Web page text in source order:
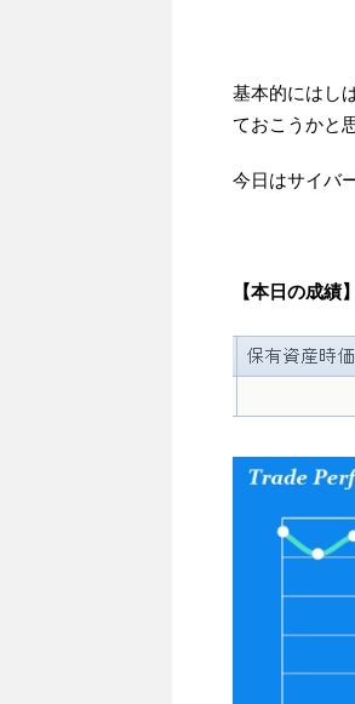
基本的にはし
ておこうかと
今日はサイバ
【本日の成績】